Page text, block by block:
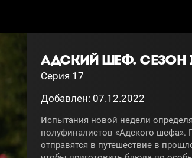
АДСКИЙ ШЕФ. СЕЗОН
Серия 17
Добавлен: 07.12.2022
Испытания новой недели
полуфиналистов «Адского шефа».
отправятся в путешествие в